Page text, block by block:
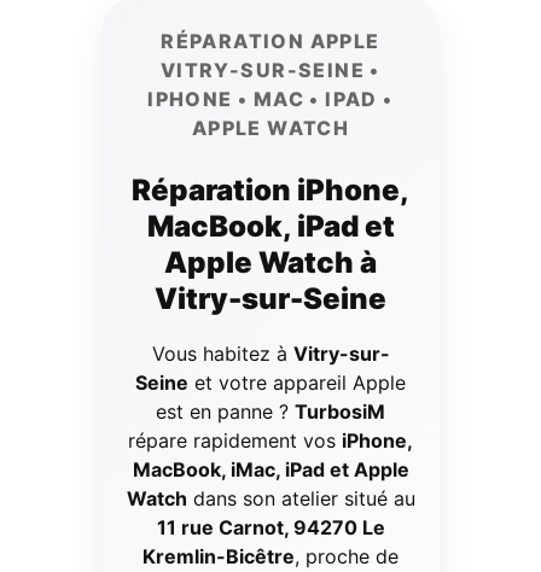
RÉPARATION APPLE
VITRY-SUR-SEINE •
IPHONE • MAC • IPAD •
APPLE WATCH
Réparation iPhone,
MacBook, iPad et
Apple Watch à
Vitry-sur-Seine
Vous habitez à Vitry-sur-
Seine et votre appareil Apple
est en panne ? TurbosiM
répare rapidement vos iPhone,
MacBook, iMac, iPad et Apple
Watch dans son atelier situé au
11 rue Carnot, 94270 Le
Kremlin-Bicêtre, proche de